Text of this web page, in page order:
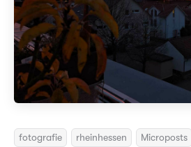
fotografie rheinhessen Microposts